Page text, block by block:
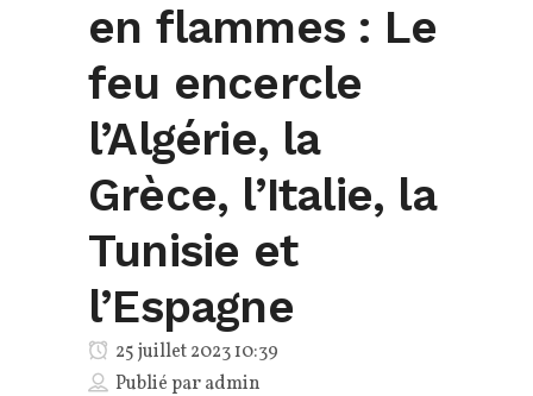
en flammes : Le
feu encercle
l’Algérie, la
Grèce, l’Italie, la
Tunisie et
l’Espagne
25 juillet 2023 10:39
Publié paradmin